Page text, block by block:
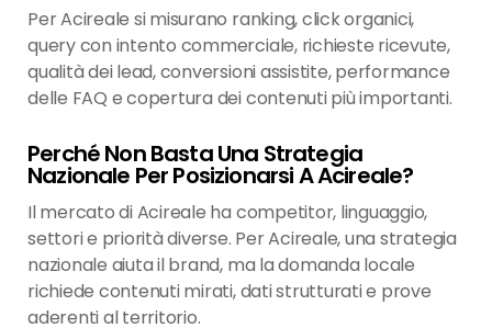
Per Acireale si misurano ranking, click organici,
query con intento commerciale, richieste ricevute,
qualità dei lead, conversioni assistite, performance
delle FAQ e copertura dei contenuti più importanti.
Perché Non Basta Una Strategia
Nazionale Per Posizionarsi A Acireale?
Il mercato di Acireale ha competitor, linguaggio,
settori e priorità diverse. Per Acireale, una strategia
nazionale aiuta il brand, ma la domanda locale
richiede contenuti mirati, dati strutturati e prove
aderenti al territorio.